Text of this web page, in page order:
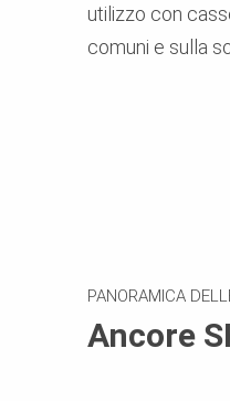
utilizzo con
comuni e sulla
PANORAMICA
Ancore